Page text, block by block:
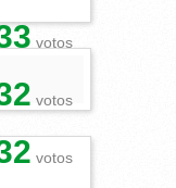
votos
votos
votos